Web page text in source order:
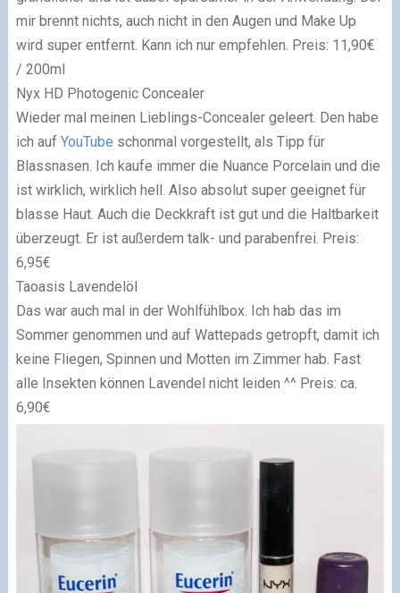
mir brennt nichts, auch nicht in den Augen und Make Up
wird super entfernt. Kann ich nur empfehlen. Preis: 11,90€
/ 200ml
Nyx HD Photogenic Concealer
Wieder mal meinen Lieblings-Concealer geleert. Den habe
ich auf YouTube schonmal vorgestellt, als Tipp für
Blassnasen. Ich kaufe immer die Nuance Porcelain und die
ist wirklich, wirklich hell. Also absolut super geeignet für
blasse Haut. Auch die Deckkraft ist gut und die Haltbarkeit
überzeugt. Er ist außerdem talk- und parabenfrei. Preis:
6,95€
Taoasis Lavendelöl
Das war auch mal in der Wohlfühlbox. Ich hab das im
Sommer genommen und auf Wattepads getropft, damit ich
keine Fliegen, Spinnen und Motten im Zimmer hab. Fast
alle Insekten können Lavendel nicht leiden ^^ Preis: ca.
6,90€